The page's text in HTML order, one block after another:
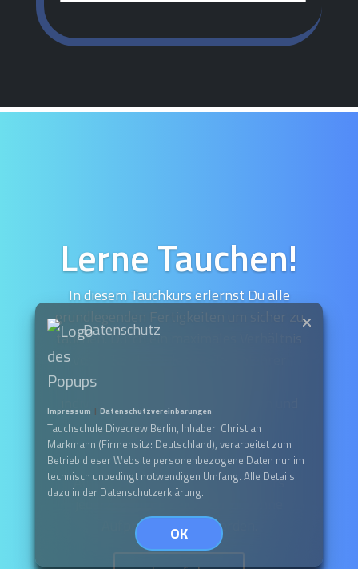
Jahr
Lerne Tauchen!
In diesem Tauchkurs erlernst Du alle
grundlegenden Fertigkeiten um sicher zu
tauchen. Durch ein maximales Verhältnis
können wir besser auf Deine
individuellen Bedürfnisse eingehen und
Dir einen größtmöglichen
Sicherheitsaspekt bieten.
Auf Wunsch kann dieser Tauchkurs
jederzeit im Einzelunterricht ohne
Aufpreis gebucht werden.
Datenschutz
Impressum | Datenschutzvereinbarungen
Tauchschule Divecrew Berlin, Inhaber: Christian
Markmann (Firmensitz: Deutschland), verarbeitet zum
Betrieb dieser Website personenbezogene Daten nur im
technisch unbedingt notwendigen Umfang. Alle Details
dazu in der Datenschutzerklärung.
OK